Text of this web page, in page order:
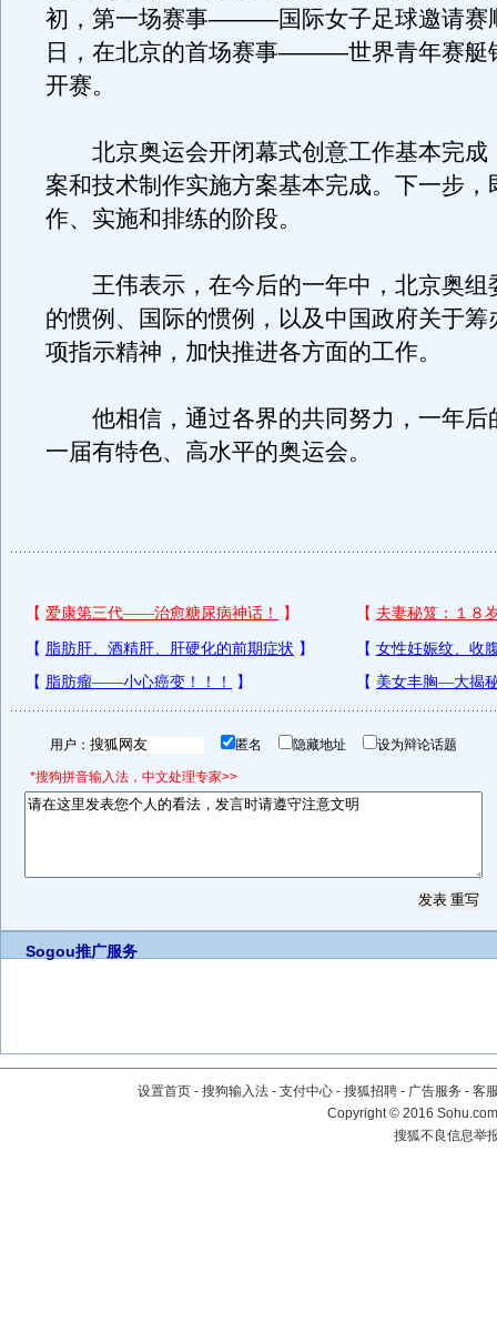
初，第一场赛事———国际女子足球邀请赛
日，在北京的首场赛事———世界青年赛艇
开赛。
北京奥运会开闭幕式创意工作基本完成
案和技术制作实施方案基本完成。下一步，
作、实施和排练的阶段。
王伟表示，在今后的一年中，北京奥组
的惯例、国际的惯例，以及中国政府关于筹
项指示精神，加快推进各方面的工作。
他相信，通过各界的共同努力，一年后
一届有特色、高水平的奥运会。
用户： 匿名 隐藏地址 设为辩论话题
*搜狗拼音输入法，中文处理专家>>
Sogou推广服务
设置首页 - 搜狗输入法 - 支付中心 - 搜狐招聘 - 广告服务 - 客
Copyright©2016
搜狐不良信息举